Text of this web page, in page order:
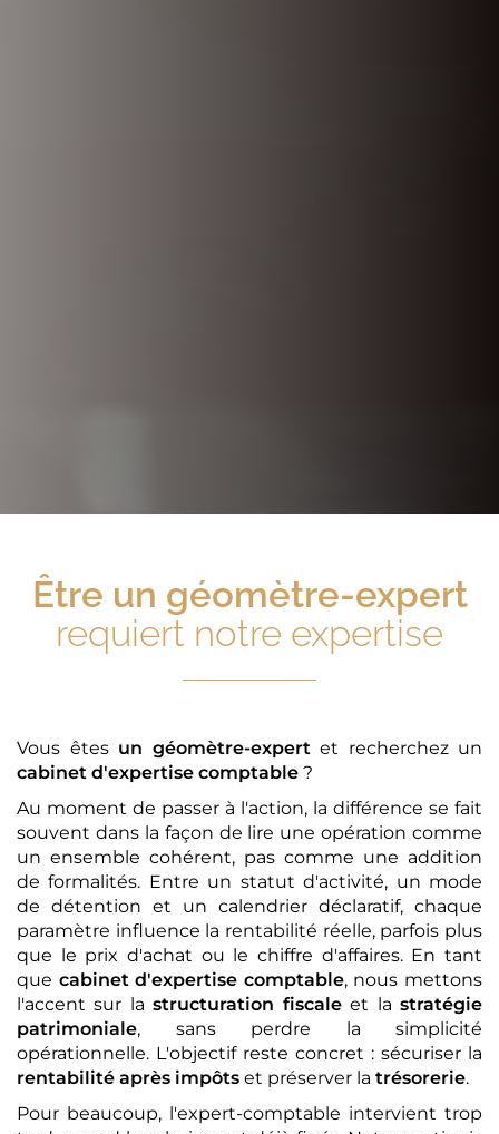
Être un géomètre-expert
requiert notre expertise
Vous êtes un géomètre-expertet recherchez un
cabinet d'expertise comptable ?
Au moment de passer à l'action, la différence se fait
souvent dans la façon de lire une opération comme
un ensemble cohérent, pas comme une addition
de formalités. Entre un statut d'activité, un mode
de détention et un calendrier déclaratif, chaque
paramètre influence la rentabilité réelle, parfois plus
que le prix d'achat ou le chiffre d'affaires. En tant
que cabinet d'expertise comptable, nous mettons
l'accent sur lastructuration fiscaleet lastratégie
patrimoniale, sans perdre la simplicité
opérationnelle. L'objectif reste concret : sécuriser la
rentabilité après impôts et préserver la trésorerie.
Pour beaucoup, l'expert-comptable intervient trop